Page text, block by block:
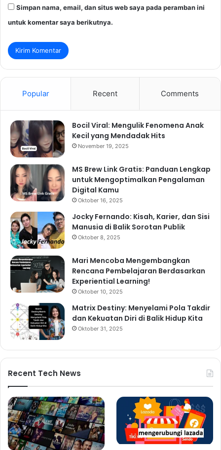
Simpan nama, email, dan situs web saya pada peramban ini
untuk komentar saya berikutnya.
Popular Recent Comments
Bocil Viral: Mengulik Fenomena Anak
Kecil yang Mendadak Hits
November 19, 2025
MS Brew Link Gratis: Panduan Lengkap
untuk Mengoptimalkan Pengalaman
Digital Kamu
Oktober 16, 2025
Jocky Fernando: Kisah, Karier, dan Sisi
Manusia di Balik Sorotan Publik
Oktober 8, 2025
Mari Mencoba Mengembangkan
Rencana Pembelajaran Berdasarkan
Experiential Learning!
Oktober 10, 2025
Matrix Destiny: Menyelami Pola Takdir
dan Kekuatan Diri di Balik Hidup Kita
Oktober 31, 2025
Recent Tech News